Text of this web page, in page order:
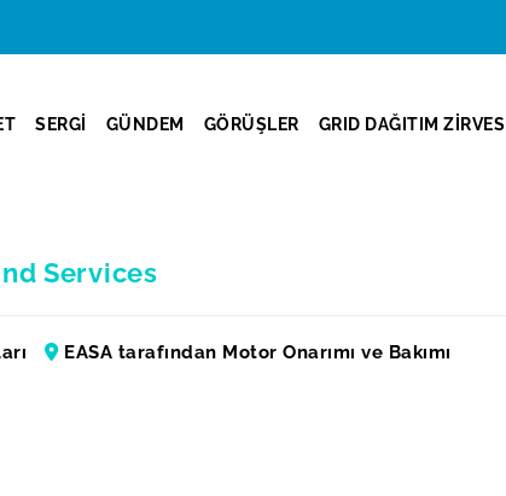
SERGİ GÜNDEM GÖRÜŞLER GRID DAĞITIM ZİRVESİ
Services
EASA tarafından Motor Onarımı ve Bakımı